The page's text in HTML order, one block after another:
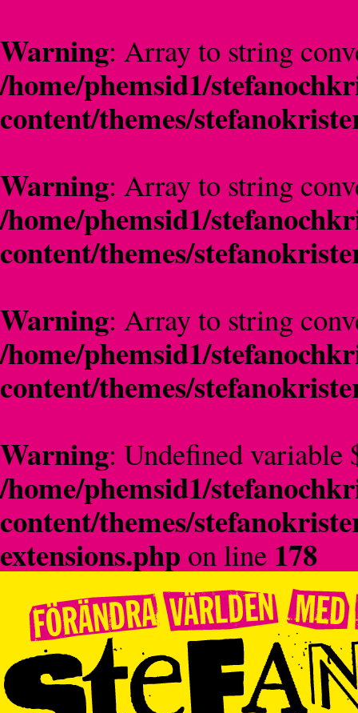
Warning: Array to string
/home/phemsid1/
content/themes/
Warning: Array to string
/home/phemsid1/
content/themes/
Warning: Array to string
/home/phemsid1/
content/themes/
Warning: Undefined variable
/home/phemsid1/
content/themes/
extensions.php on line 178